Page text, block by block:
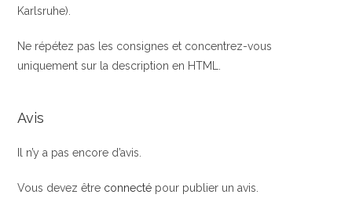
Karlsruhe).
Ne répétez pas les consignes et concentrez-vous
uniquement sur la description en HTML.
Avis
Il n’y a pas encore d’avis.
Vous devez être connecté pour publier un avis.